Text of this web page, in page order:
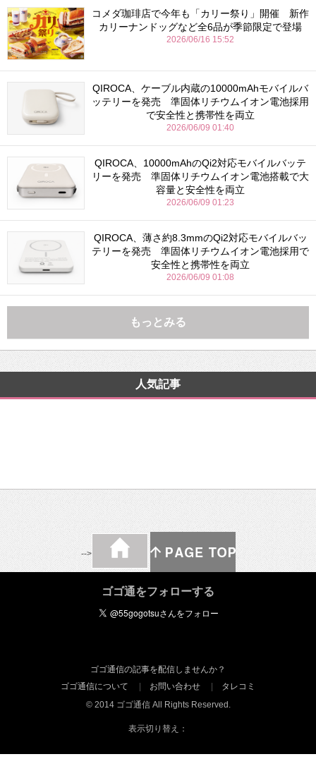
コメダ珈琲店で今年も「カリー祭り」開催 新作
カリーナンドッグなど全6品が季節限定で登場
2026/06/16 15:52
QIROCA、ケーブル内蔵の10000mAhモバイルバ
ッテリーを発売 準固体リチウムイオン電池採用
で安全性と携帯性を両立
2026/06/09 01:40
QIROCA、10000mAhのQi2対応モバイルバッテ
リーを発売 準固体リチウムイオン電池搭載で大
容量と安全性を両立
2026/06/09 01:23
QIROCA、薄さ約8.3mmのQi2対応モバイルバッ
テリーを発売 準固体リチウムイオン電池採用で
安全性と携帯性を両立
2026/06/09 01:08
もっとみる
人気記事
-->
ゴゴ通をフォローする
ゴゴ通信の記事を配信しませんか？
ゴゴ通信について
お問い合わせ
タレコミ
© 2014 ゴゴ通信 All Rights Reserved.
表示切り替え：